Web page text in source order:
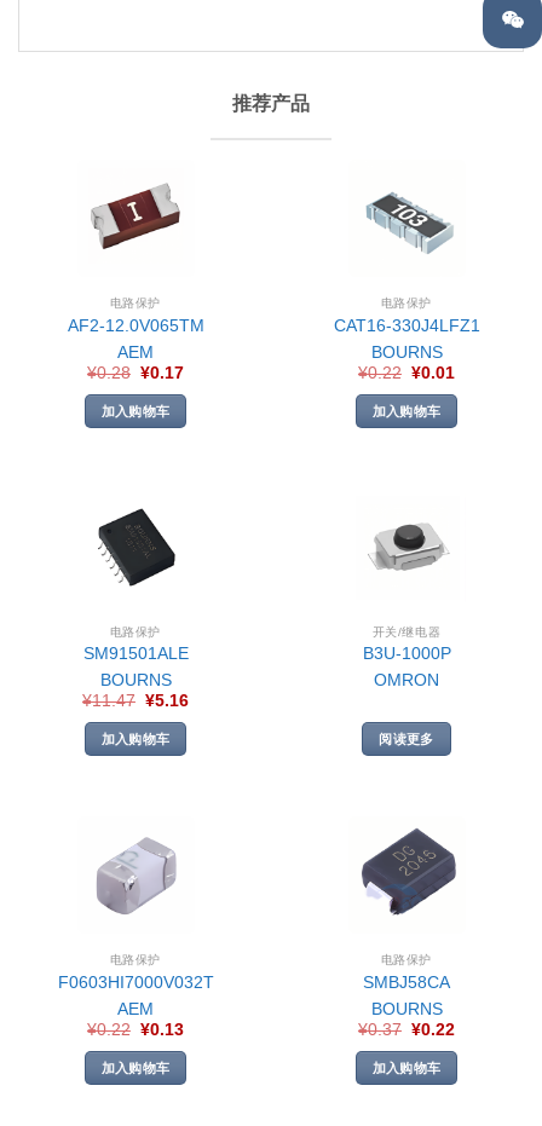
推荐产品
电路保护
AF2-12.0V065TM
AEM
¥0.28 ¥0.17
加入购物车
电路保护
CAT16-330J4LFZ1
BOURNS
¥0.22 ¥0.01
加入购物车
电路保护
SM91501ALE
BOURNS
¥11.47 ¥5.16
加入购物车
开关/继电器
B3U-1000P
OMRON
阅读更多
电路保护
F0603HI7000V032T
AEM
¥0.22 ¥0.13
加入购物车
电路保护
SMBJ58CA
BOURNS
¥0.37 ¥0.22
加入购物车